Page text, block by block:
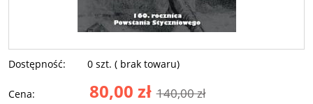
Dostępność: 0 szt. ( brak towaru)
Cena: 80,00 zł 140,00 zł